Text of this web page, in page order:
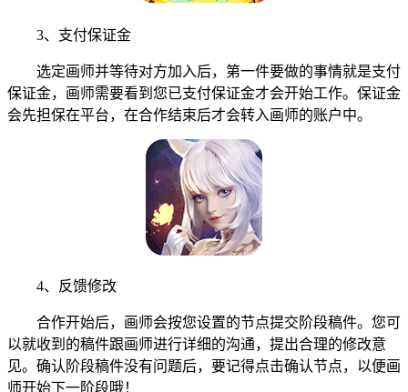
3、支付保证金
选定画师并等待对方加入后，第一件要做的事情就是支付
保证金，画师需要看到您已支付保证金才会开始工作。保证金
会先担保在平台，在合作结束后才会转入画师的账户中。
4、反馈修改
合作开始后，画师会按您设置的节点提交阶段稿件。您可
以就收到的稿件跟画师进行详细的沟通，提出合理的修改意
见。确认阶段稿件没有问题后，要记得点击确认节点，以便画
师开始下一阶段哦！